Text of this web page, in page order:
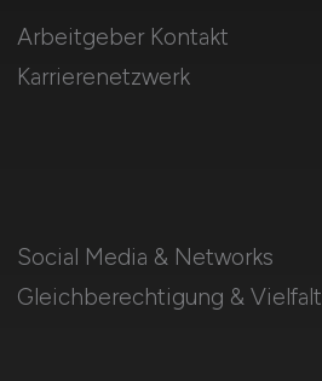
Social Media & Networks
Gleichberechtigung & Vielfalt
Arbeitgeber Kontakt
Karrierenetzwerk